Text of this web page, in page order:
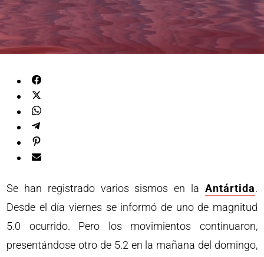
Se han registrado varios sismos en la Antártida.
Desde el día viernes se informó de uno de magnitud
5.0 ocurrido. Pero los movimientos continuaron,
presentándose otro de 5.2 en la mañana del domingo,